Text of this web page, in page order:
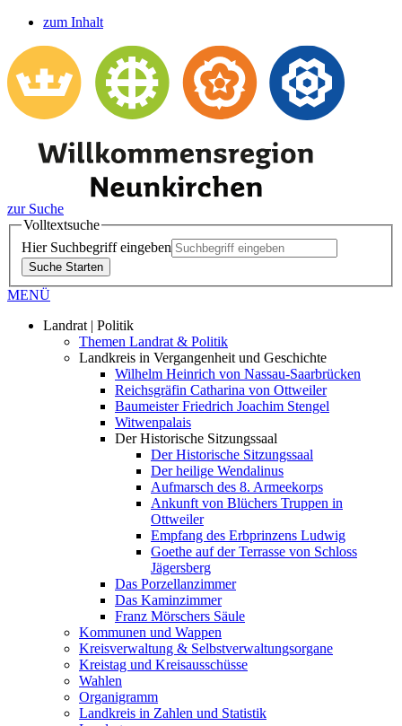
zum Inhalt
zur Suche
Volltextsuche
Hier Suchbegriff eingeben
Suche Starten
MENÜ
Landrat | Politik
Themen Landrat & Politik
Landkreis in Vergangenheit und Geschichte
Wilhelm Heinrich von Nassau-Saarbrücken
Reichsgräfin Catharina von Ottweiler
Baumeister Friedrich Joachim Stengel
Witwenpalais
Der Historische Sitzungssaal
Der Historische Sitzungssaal
Der heilige Wendalinus
Aufmarsch des 8. Armeekorps
Ankunft von Blüchers Truppen in
Ottweiler
Empfang des Erbprinzens Ludwig
Goethe auf der Terrasse von Schloss
Jägersberg
Das Porzellanzimmer
Das Kaminzimmer
Franz Mörschers Säule
Kommunen und Wappen
Kreisverwaltung & Selbstverwaltungsorgane
Kreistag und Kreisausschüsse
Wahlen
Organigramm
Landkreis in Zahlen und Statistik